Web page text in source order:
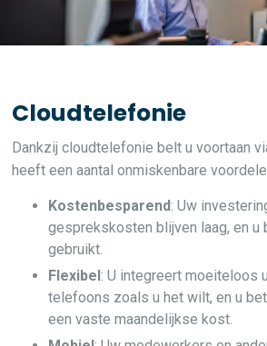
Cloudtelefonie
Dankzij cloudtelefonie belt u voortaan
heeft een aantal onmiskenbare
Kostenbesparend: Uw
gesprekskosten blijven laag, en u
gebruikt.
Flexibel: U integreert moeiteloos
telefoons zoals u het wilt, en u
een vaste maandelijkse kost.